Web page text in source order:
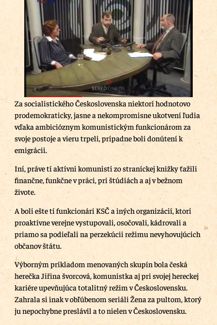
Za socialistického Československa niektorí hodnotovo
prodemokraticky, jasne a nekompromisne ukotvení ľudia
vďaka ambicióznym komunistickým funkcionárom za
svoje postoje a vieru trpeli, prípadne boli donútení k
emigrácii.
Iní, práve tí aktívni komunisti zo straníckej knižky ťažili
finančne, funkčne v práci, pri štúdiách a aj v bežnom
živote.
A boli ešte tí funkcionári KSČ a iných organizácií, ktorí
proaktívne verejne vystupovali, osočovali, kádrovali a
priamo sa podieľali na perzekúcii režimu nevyhovujúcich
občanov štátu.
Výborným príkladom menovaných skupín bola česká
herečka Jiřina švorcová, komunistka aj pri svojej hereckej
kariére upevňujúca totalitný režim v Československu.
Zahrala si inak v obľúbenom seriáli Žena za pultom, ktorý
ju nepochybne preslávil a to nielen v Československu.